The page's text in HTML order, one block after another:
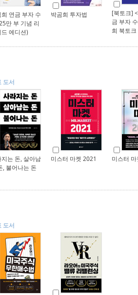
희 연금 부자 수
만 부 기념 리
드 에디션)
박곰희 투자법
[북토크]
금 부자
희 북토크
도서
는 돈, 살아남
, 불어나는 돈
미스터 마켓 2021 미스터
도서